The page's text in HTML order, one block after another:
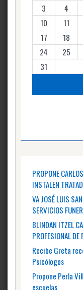
3
4
10
11
17
18
24
25
31
PROPONE
INSTALEN
VA JOSÉ LUIS
SERVICIOS
BLINDAN ITZEL
PROFESIONAL
Recibe Greta
Psicólogos
Propone Perla
escuelas